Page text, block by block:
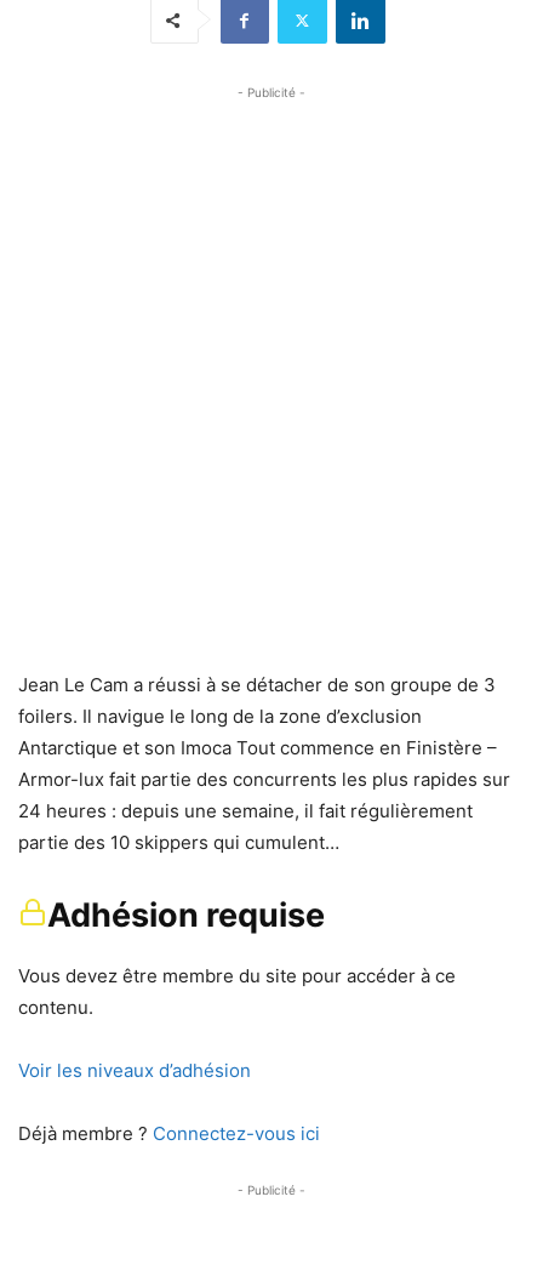
- Publicité -
Jean Le Cam a réussi à se détacher de son groupe de 3
foilers. Il navigue le long de la zone d’exclusion
Antarctique et son Imoca Tout commence en Finistère –
Armor-lux fait partie des concurrents les plus rapides sur
24 heures : depuis une semaine, il fait régulièrement
partie des 10 skippers qui cumulent…
Adhésion requise
Vous devez être membre du site pour accéder à ce
contenu.
Voir les niveaux d’adhésion
Déjà membre ? Connectez-vous ici
- Publicité -